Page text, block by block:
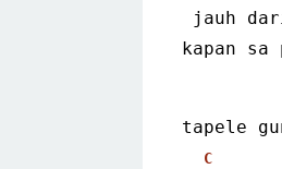
jauh
kapan sa
tapele
C